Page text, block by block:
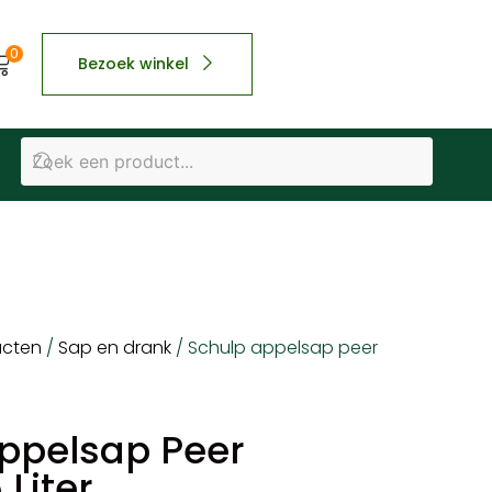
0 Bezoek winkel
/Sap en drank / Schulp appelsap peer
Peer